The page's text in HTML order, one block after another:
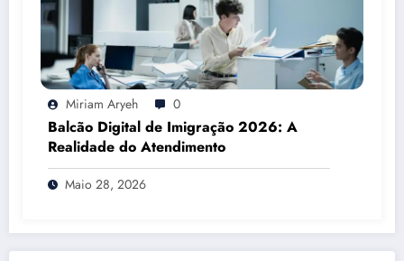
Miriam Aryeh 0
Balcão Digital de Imigração 2026: A
Realidade do Atendimento
Maio 28, 2026